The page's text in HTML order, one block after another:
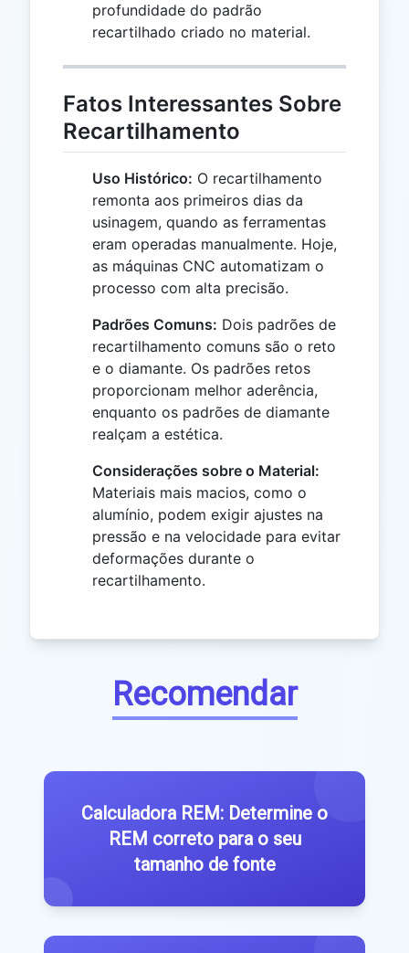
profundidade do padrão
recartilhado criado no material.
Fatos Interessantes Sobre
Recartilhamento
Uso Histórico: O recartilhamento
remonta aos primeiros dias da
usinagem, quando as ferramentas
eram operadas manualmente. Hoje,
as máquinas CNC automatizam o
processo com alta precisão.
Padrões Comuns: Dois padrões de
recartilhamento comuns são o reto
e o diamante. Os padrões retos
proporcionam melhor aderência,
enquanto os padrões de diamante
realçam a estética.
Considerações sobre o Material:
Materiais mais macios, como o
alumínio, podem exigir ajustes na
pressão e na velocidade para evitar
deformações durante o
recartilhamento.
Recomendar
Calculadora REM: Determine o
REM correto para o seu
tamanho de fonte